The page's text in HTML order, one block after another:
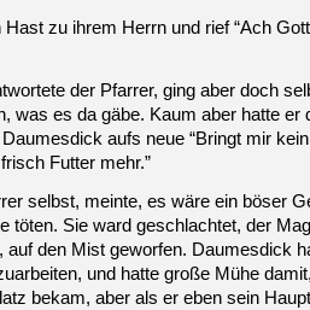
Hast zu ihrem Herrn und rief “Ach
der Pfarrer, ging aber doch
was es da gäbe. Kaum aber hatte er
aufs neue “Bringt mir
Futter mehr.”
selbst, meinte, es wäre ein böser
töten. Sie ward geschlachtet, der
den Mist geworfen. Daumesdick
und hatte große Mühe
bekam, aber als er eben sein